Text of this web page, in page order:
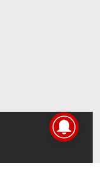
directamente en